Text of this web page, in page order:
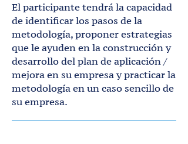
El participante tendrá la capacidad
de identificar los pasos de la
metodología, proponer estrategias
que le ayuden en la construcción y
desarrollo del plan de aplicación /
mejora en su empresa y practicar la
metodología en un caso sencillo de
su empresa.